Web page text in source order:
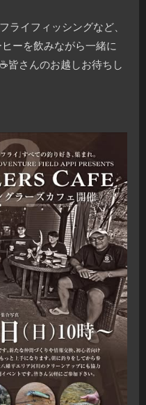
ライフィッシングなど、
ーを飲みながら一緒に
皆さんのお越しお待ちし